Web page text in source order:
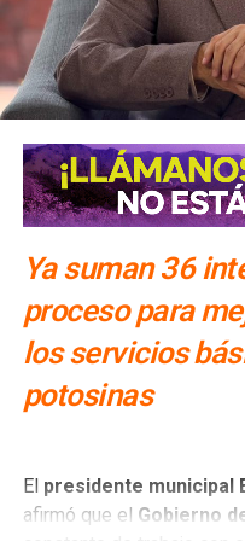
Ya suman 36
proceso para
los servicios
potosinas
El presidente municipal
afirmó que el Gobierno